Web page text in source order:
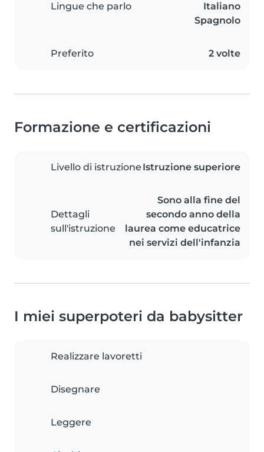
Lingue che parlo
Italiano
Spagnolo
Preferito 2 volte
Formazione e certificazioni
Livello di istruzione Istruzione superiore
Dettagli
sull'istruzione
Sono alla fine del
secondo anno della
laurea come educatrice
nei servizi dell'infanzia
I miei superpoteri da babysitter
Realizzare lavoretti
Disegnare
Leggere